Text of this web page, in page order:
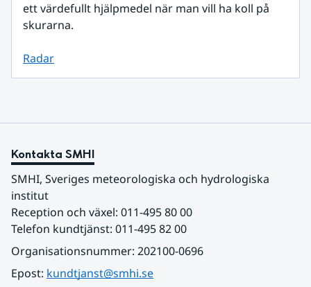
ett värdefullt hjälpmedel när man vill ha koll på
skurarna.
Radar
Kontakta SMHI
SMHI, Sveriges meteorologiska och hydrologiska
institut
Reception och växel: 011-495 80 00
Telefon kundtjänst: 011-495 82 00
Organisationsnummer: 202100-0696
Epost: kundtjanst@smhi.se